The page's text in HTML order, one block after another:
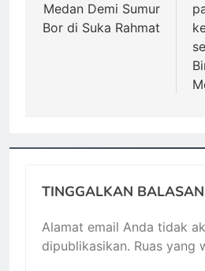
Medan Demi Sumur
Bor di Suka Rahmat
TINGGALKAN BALASAN
Alamat email Anda tidak
dipublikasikan. Ruas yang